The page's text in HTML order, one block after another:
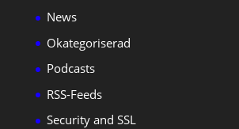
News
Okategoriserad
Podcasts
RSS-Feeds
Security and SSL